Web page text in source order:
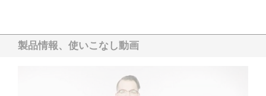
製品情報、使いこなし動画